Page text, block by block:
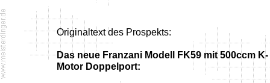
Originaltext des Prospekts:
Das neue Franzani Modell FK59 mit 500ccm K-
Motor Doppelport: